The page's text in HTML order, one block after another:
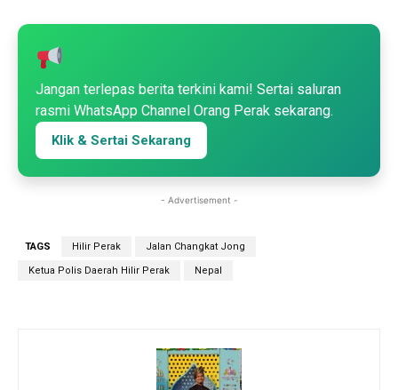
Jangan terlepas berita terkini kami! Sertai saluran
rasmi WhatsApp Channel Orang Perak sekarang.
Klik & Sertai Sekarang
- Advertisement -
TAGS Hilir Perak Jalan Changkat Jong
Ketua Polis Daerah Hilir Perak Nepal